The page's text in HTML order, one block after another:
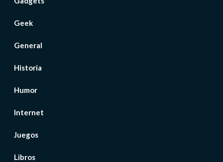
Geek
General
Historia
Humor
Internet
Juegos
Libros